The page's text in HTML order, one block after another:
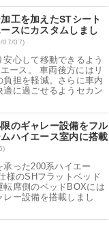
工を加えたSTシート
スにカスタムしまし
07/07)
心して移動できるよう
ース。 車両後方にはリ
担を軽減。さらに車内
に過ごせるようセカン
のギャレー設備をフル
ハイエース室内に搭載
った200系ハイエー
様のSHフラットベッド
転席側のベッドBOXには
レー設備を搭載しまし